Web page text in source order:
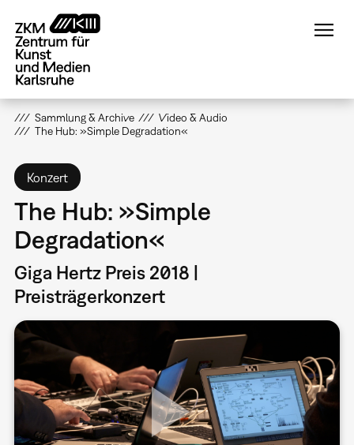
zum
Inhalt
Sammlung & Archive
Video & Audio
The Hub: »Simple Degradation«
Konzert
The Hub: »Simple
Degradation«
Giga Hertz Preis 2018 |
Preisträgerkonzert